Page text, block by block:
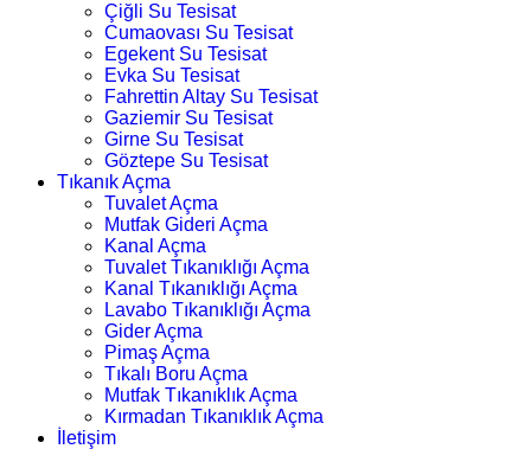
Çiğli Su Tesisat
Cumaovası Su Tesisat
Egekent Su Tesisat
Evka Su Tesisat
Fahrettin Altay Su Tesisat
Gaziemir Su Tesisat
Girne Su Tesisat
Göztepe Su Tesisat
Tıkanık Açma
Tuvalet Açma
Mutfak Gideri Açma
Kanal Açma
Tuvalet Tıkanıklığı Açma
Kanal Tıkanıklığı Açma
Lavabo Tıkanıklığı Açma
Gider Açma
Pimaş Açma
Tıkalı Boru Açma
Mutfak Tıkanıklık Açma
Kırmadan Tıkanıklık Açma
İletişim